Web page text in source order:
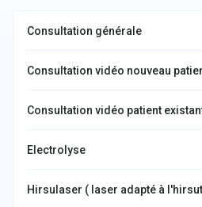
Consultation générale
Consultation vidéo nouveau
Consultation vidéo patient
Electrolyse
Hirsulaser ( laser adapté à